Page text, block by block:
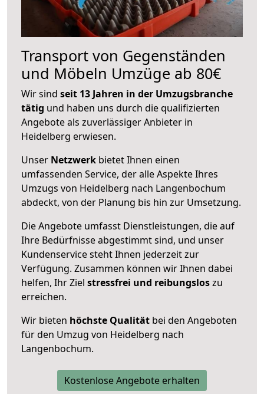
Transport von Gegenständen
und Möbeln Umzüge ab 80€
Wir sind seit 13 Jahren in der Umzugsbranche
tätig und haben uns durch die qualifizierten
Angebote als zuverlässiger Anbieter in
Heidelberg erwiesen.
Unser Netzwerk bietet Ihnen einen
umfassenden Service, der alle Aspekte Ihres
Umzugs von Heidelberg nach Langenbochum
abdeckt, von der Planung bis hin zur Umsetzung.
Die Angebote umfasst Dienstleistungen, die auf
Ihre Bedürfnisse abgestimmt sind, und unser
Kundenservice steht Ihnen jederzeit zur
Verfügung. Zusammen können wir Ihnen dabei
helfen, Ihr Ziel stressfrei und reibungsloszu
erreichen.
Wir bieten höchste Qualität bei den Angeboten
für den Umzug von Heidelberg nach
Langenbochum.
Kostenlose Angebote erhalten